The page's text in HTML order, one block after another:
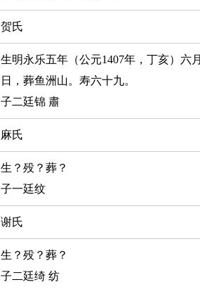
贺氏
生明永乐五年（公元1407年，丁亥）六
日，葬鱼洲山。寿六十九。
子二廷锦 肅
麻氏
生？殁？葬？
子一廷纹
谢氏
生？殁？葬？
子二廷绮 纺